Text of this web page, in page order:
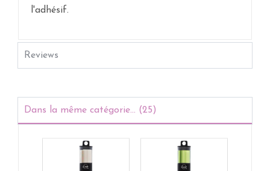
l'adhésif.
Reviews
Dans la même catégorie... (25)